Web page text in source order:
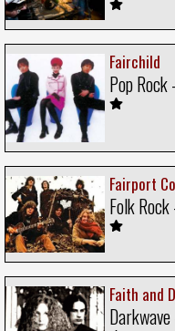
Fairchild
Pop Rock
Fairport
Folk
Faith and